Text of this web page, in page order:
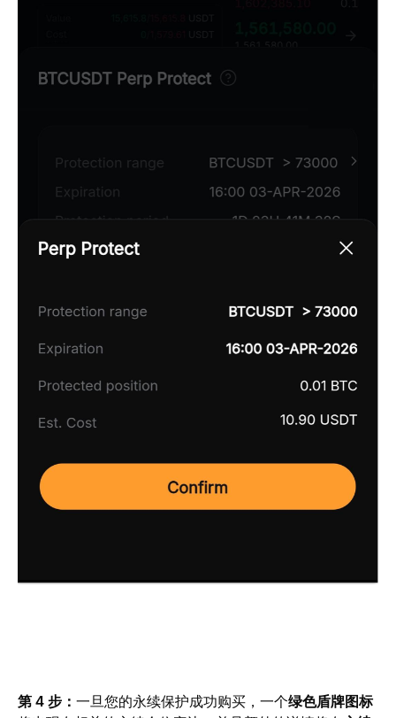
第 4 步： 一旦您的永续保护成功购买，一个绿色盾牌图标